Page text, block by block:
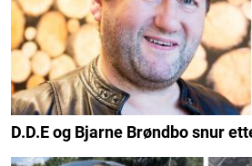
D.D.E og Bjarne Brøndbo snur